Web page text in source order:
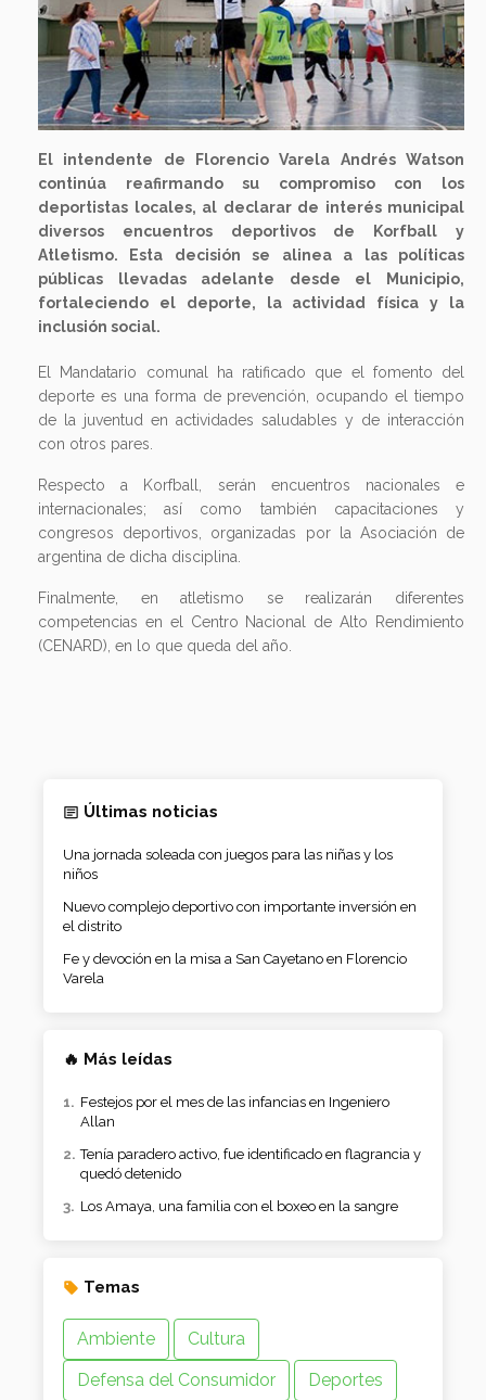
El intendente de Florencio Varela Andrés Watson
continúa reafirmando su compromiso con los
deportistas locales, al declarar de interés municipal
diversos encuentros deportivos de Korfball y
Atletismo. Esta decisión se alinea a las políticas
públicas llevadas adelante desde el Municipio,
fortaleciendo el deporte, la actividad física y la
inclusión social.
El Mandatario comunal ha ratificado que el fomento del
deporte es una forma de prevención, ocupando el tiempo
de la juventud en actividades saludables y de interacción
con otros pares.
Respecto a Korfball, serán encuentros nacionales e
internacionales; así como también capacitaciones y
congresos deportivos, organizadas por la Asociación de
argentina de dicha disciplina.
Finalmente, en atletismo se realizarán diferentes
competencias en el Centro Nacional de Alto Rendimiento
(CENARD), en lo que queda del año.
Últimas noticias
Una jornada soleada con juegos para las niñas y los
niños
Nuevo complejo deportivo con importante inversión en
el distrito
Fe y devoción en la misa a San Cayetano en Florencio
Varela
🔥 Más leídas
Festejos por el mes de las infancias en Ingeniero
Allan
Tenía paradero activo, fue identificado en flagrancia y
quedó detenido
Los Amaya, una familia con el boxeo en la sangre
Temas
Ambiente
Cultura
Defensa del Consumidor
Deportes